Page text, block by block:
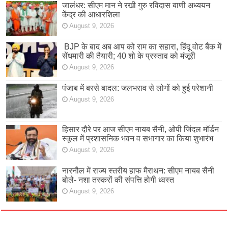
जालंधर: सीएम मान ने रखी गुरु रविदास बाणी अध्ययन
केंद्र की आधारशिला
August 9, 2026
BJP के बाद अब आप को राम का सहारा, हिंदू वोट बैंक में
सेंधमारी की तैयारी; 40 शो के प्रस्ताव को मंजूरी
August 9, 2026
पंजाब में बरसे बादल: जलभराव से लोगों को हुई परेशानी
August 9, 2026
हिसार दौरे पर आज सीएम नायब सैनी, ओपी जिंदल मॉर्डन
स्कूल में प्रशासनिक भवन व सभागार का किया शुभारंभ
August 9, 2026
नारनौल में राज्य स्तरीय हाफ मैराथन: सीएम नायब सैनी
बोले- नशा तस्करों की संपत्ति होगी ध्वस्त
August 9, 2026